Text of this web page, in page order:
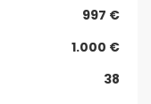
997 €
1.000 €
38